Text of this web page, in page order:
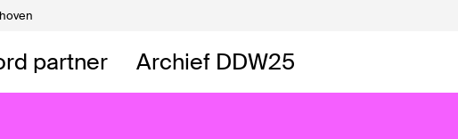
partner Archief DDW25